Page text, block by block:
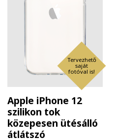
Tervezhető
saját
fotóval is!
Apple iPhone 12
szilikon tok
közepesen ütésálló
átlátszó